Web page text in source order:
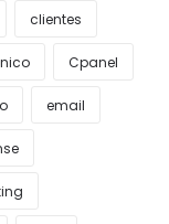
clientes
Cpanel
email